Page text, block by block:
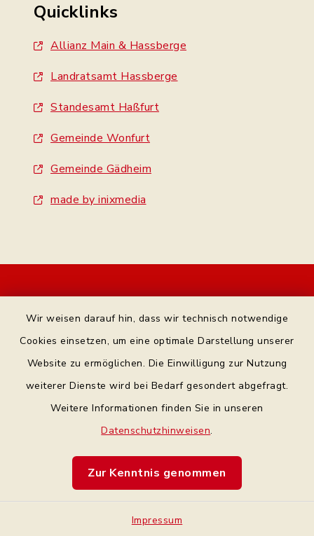
Wir weisen darauf hin, dass wir technisch notwendige
Cookies einsetzen, um eine optimale Darstellung unserer
Website zu ermöglichen. Die Einwilligung zur Nutzung
weiterer Dienste wird bei Bedarf gesondert abgefragt.
Weitere Informationen finden Sie in unseren
Datenschutzhinweisen.
Zur Kenntnis genommen
Impressum
Quicklinks
Allianz Main & Hassberge
Landratsamt Hassberge
Standesamt Haßfurt
Gemeinde Wonfurt
Gemeinde Gädheim
made by inixmedia
Bankverbindung
Barrierefreiheit
Impressum
Sitemap